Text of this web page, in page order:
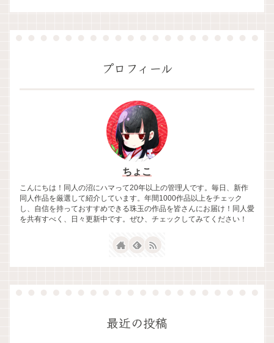
プロフィール
ちょこ
こんにちは！同人の沼にハマって20年以上の管理人です。毎日、新作
同人作品を厳選して紹介しています。年間1000作品以上をチェック
し、自信を持っておすすめできる珠玉の作品を皆さんにお届け！同人愛
を共有すべく、日々更新中です。ぜひ、チェックしてみてください！
最近の投稿